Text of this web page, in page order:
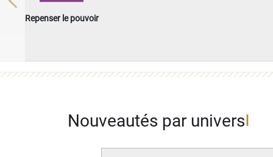
Repenser le pouvoir
Previous
Nouveautés par univers